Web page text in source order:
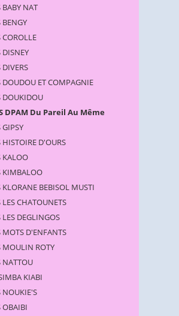
NAT
DOUDOU ET COMPAGNIE
DOUKIDOU
DPAM Du Pareil Au Même
D'OURS
KALOO
KIMBALOO
BEBISOL MUSTI
CHATOUNETS
DEGLINGOS
MOTS D'ENFANTS
MOULIN ROTY
NATTOU
KIABI
NOUKIE'S
OBAIBI